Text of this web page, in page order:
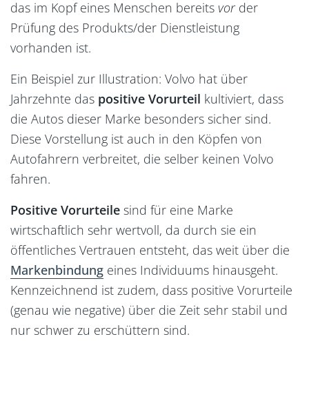
Markenanalyse
Marken-Glossar
das im Kopf eines Menschen bereits vor der
Prüfung des Produkts/der Dienstleistung
vorhanden ist.
Ein Beispiel zur Illustration: Volvo hat über
Jahrzehnte das positive Vorurteil kultiviert, dass
die Autos dieser Marke besonders sicher sind.
Diese Vorstellung ist auch in den Köpfen von
Autofahrern verbreitet, die selber keinen Volvo
fahren.
Positive Vorurteile sind für eine Marke
wirtschaftlich sehr wertvoll, da durch sie ein
öffentliches Vertrauen entsteht, das weit über die
Markenbindung eines Individuums hinausgeht.
Kennzeichnend ist zudem, dass positive Vorurteile
(genau wie negative) über die Zeit sehr stabil und
nur schwer zu erschüttern sind.